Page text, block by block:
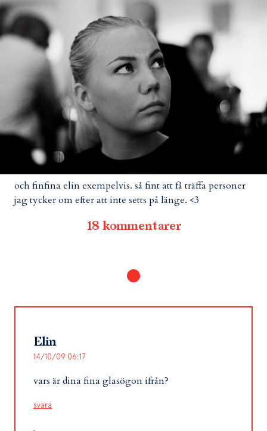
och finfina elin exempelvis. så fint att få träffa personer
jag tycker om efter att inte setts på länge. <3
18 kommentarer
Elin
14/10/09 06:17
vars är dina fina glasögon ifrån?
svara